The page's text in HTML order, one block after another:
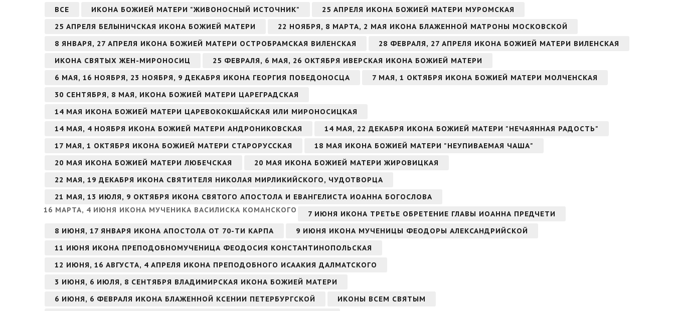
ВСЕ ИКОНА БОЖИЕЙ МАТЕРИ "ЖИВОНОСНЫЙ ИСТОЧНИК"
25 АПРЕЛЯ ИКОНА БОЖИЕЙ МАТЕРИ МУРОМСКАЯ
25 АПРЕЛЯ БЕЛЫНИЧСКАЯ ИКОНА БОЖИЕЙ МАТЕРИ
22 НОЯБРЯ, 8 МАРТА, 2 МАЯ ИКОНА БЛАЖЕННОЙ МАТРОНЫ МОСКОВСКОЙ
8 ЯНВАРЯ, 27 АПРЕЛЯ ИКОНА БОЖИЕЙ МАТЕРИ ОСТРОБРАМСКАЯ ВИЛЕНСКАЯ
28 ФЕВРАЛЯ, 27 АПРЕЛЯ ИКОНА БОЖИЕЙ МАТЕРИ ВИЛЕНСКАЯ
ИКОНА СВЯТЫХ ЖЕН-МИРОНОСИЦ
25 ФЕВРАЛЯ, 6 МАЯ, 26 ОКТЯБРЯ ИВЕРСКАЯ ИКОНА БОЖИЕЙ МАТЕРИ
6 МАЯ, 16 НОЯБРЯ, 23 НОЯБРЯ, 9 ДЕКАБРЯ ИКОНА ГЕОРГИЯ ПОБЕДОНОСЦА
7 МАЯ, 1 ОКТЯБРЯ ИКОНА БОЖИЕЙ МАТЕРИ МОЛЧЕНСКАЯ
30 СЕНТЯБРЯ, 8 МАЯ, ИКОНА БОЖИЕЙ МАТЕРИ ЦАРЕГРАДСКАЯ
14 МАЯ ИКОНА БОЖИЕЙ МАТЕРИ ЦАРЕВОКОКШАЙСКАЯ ИЛИ МИРОНОСИЦКАЯ
14 МАЯ, 4 НОЯБРЯ ИКОНА БОЖИЕЙ МАТЕРИ АНДРОНИКОВСКАЯ
14 МАЯ, 22 ДЕКАБРЯ ИКОНА БОЖИЕЙ МАТЕРИ "НЕЧАЯННАЯ РАДОСТЬ"
17 МАЯ, 1 ОКТЯБРЯ ИКОНА БОЖИЕЙ МАТЕРИ СТАРОРУССКАЯ
18 МАЯ ИКОНА БОЖИЕЙ МАТЕРИ "НЕУПИВАЕМАЯ ЧАША"
20 МАЯ ИКОНА БОЖИЕЙ МАТЕРИ ЛЮБЕЧСКАЯ
20 МАЯ ИКОНА БОЖИЕЙ МАТЕРИ ЖИРОВИЦКАЯ
22 МАЯ, 19 ДЕКАБРЯ ИКОНА СВЯТИТЕЛЯ НИКОЛАЯ МИРЛИКИЙСКОГО, ЧУДОТВОРЦА
21 МАЯ, 13 ИЮЛЯ, 9 ОКТЯБРЯ ИКОНА СВЯТОГО АПОСТОЛА И ЕВАНГЕЛИСТА ИОАННА БОГОСЛОВА
16 МАРТА, 4 ИЮНЯ ИКОНА МУЧЕНИКА ВАСИЛИСКА КОМАНСКОГО
7 ИЮНЯ ИКОНА ТРЕТЬЕ ОБРЕТЕНИЕ ГЛАВЫ ИОАННА ПРЕДЧЕТИ
8 ИЮНЯ, 17 ЯНВАРЯ ИКОНА АПОСТОЛА ОТ 70-ТИ КАРПА
9 ИЮНЯ ИКОНА МУЧЕНИЦЫ ФЕОДОРЫ АЛЕКСАНДРИЙСКОЙ
11 ИЮНЯ ИКОНА ПРЕПОДОБНОМУЧЕНИЦА ФЕОДОСИЯ КОНСТАНТИНОПОЛЬСКАЯ
12 ИЮНЯ, 16 АВГУСТА, 4 АПРЕЛЯ ИКОНА ПРЕПОДОБНОГО ИСААКИЯ ДАЛМАТСКОГО
3 ИЮНЯ, 6 ИЮЛЯ, 8 СЕНТЯБРЯ ВЛАДИМИРСКАЯ ИКОНА БОЖИЕЙ МАТЕРИ
6 ИЮНЯ, 6 ФЕВРАЛЯ ИКОНА БЛАЖЕННОЙ КСЕНИИ ПЕТЕРБУРГСКОЙ
ИКОНЫ ВСЕМ СВЯТЫМ